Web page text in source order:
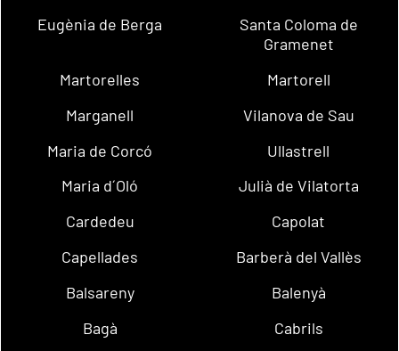
Eugènia de Berga
Santa Coloma de
Gramenet
Martorelles
Martorell
Marganell
Vilanova de Sau
Maria de Corcó
Ullastrell
Maria d´Oló
Julià de Vilatorta
Cardedeu
Capolat
Capellades
Barberà del Vallès
Balsareny
Balenyà
Bagà
Cabrils